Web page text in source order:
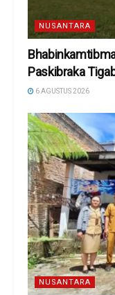
NUSANTARA
Paskibraka
6 AGUSTUS 2026
NUSANTARA